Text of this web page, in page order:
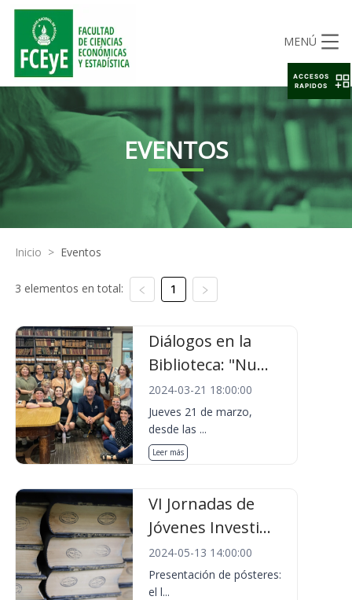
MENÚ
EVENTOS
Inicio > Eventos
3 elementos en total: 1
Diálogos en la
Biblioteca: "Nu...
2024-03-21 18:00:00
Jueves 21 de marzo,
desde las ...
Leer más
VI Jornadas de
Jóvenes Investi...
2024-05-13 14:00:00
Presentación de pósteres:
el l...
ACCESOS
RAPIDOS